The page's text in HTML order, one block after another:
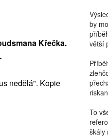
Křečka.
nedělá". Kopie
by
větší
To
škály